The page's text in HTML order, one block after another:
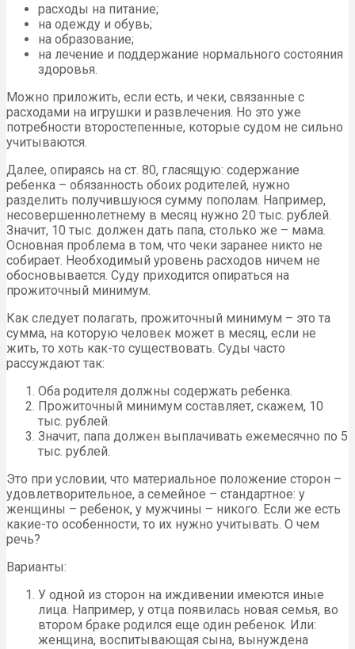
расходы на питание;
на одежду и обувь;
на образование;
на лечение и поддержание нормального состояния
здоровья.
Можно приложить, если есть, и чеки, связанные с
расходами на игрушки и развлечения. Но это уже
потребности второстепенные, которые судом не сильно
учитываются.
Далее, опираясь на ст. 80, гласящую: содержание
ребенка – обязанность обоих родителей, нужно
разделить получившуюся сумму пополам. Например,
несовершеннолетнему в месяц нужно 20 тыс. рублей.
Значит, 10 тыс. должен дать папа, столько же – мама.
Основная проблема в том, что чеки заранее никто не
собирает. Необходимый уровень расходов ничем не
обосновывается. Суду приходится опираться на
прожиточный минимум.
Как следует полагать, прожиточный минимум – это та
сумма, на которую человек может в месяц, если не
жить, то хоть как-то существовать. Суды часто
рассуждают так:
Оба родителя должны содержать ребенка.
Прожиточный минимум составляет, скажем, 10
тыс. рублей.
Значит, папа должен выплачивать ежемесячно по 5
тыс. рублей.
Это при условии, что материальное положение сторон –
удовлетворительное, а семейное – стандартное: у
женщины – ребенок, у мужчины – никого. Если же есть
какие-то особенности, то их нужно учитывать. О чем
речь?
Варианты:
У одной из сторон на иждивении имеются иные
лица. Например, у отца появилась новая семья, во
втором браке родился еще один ребенок. Или:
женщина, воспитывающая сына, вынуждена